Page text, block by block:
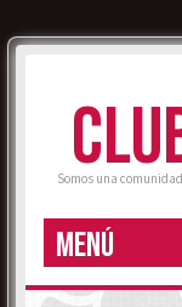
Somos una
MENÚ